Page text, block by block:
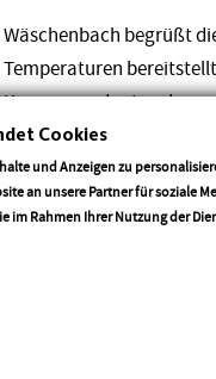
Wäschenbach begrüßt
Temperaturen
Kampagne des Landes
Warum nicht ein Hitze-
jüngere Menschen für
Tipps zum Umgang mit
Cookies
und Anzeigen zu
an unsere Partner für soziale
im Rahmen Ihrer Nutzung der